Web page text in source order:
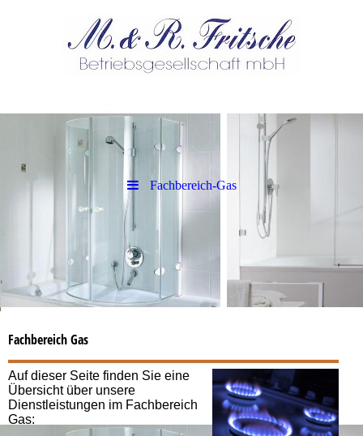
Fachbereich-Gas
Fachbereich Gas
Auf dieser Seite finden Sie eine
Übersicht über unsere
Dienstleistungen im Fachbereich
Gas: